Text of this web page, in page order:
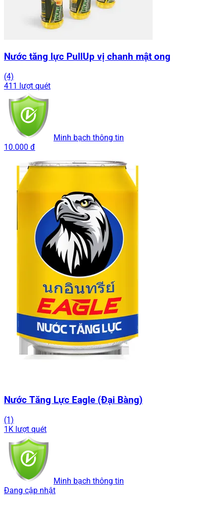
Nước tăng lực PullUp vị chanh mật ong
(4)
411 lượt quét
Minh bạch thông tin
10.000 đ
Nước Tăng Lực Eagle (Đại Bàng)
(1)
1K lượt quét
Minh bạch thông tin
Đang cập nhật